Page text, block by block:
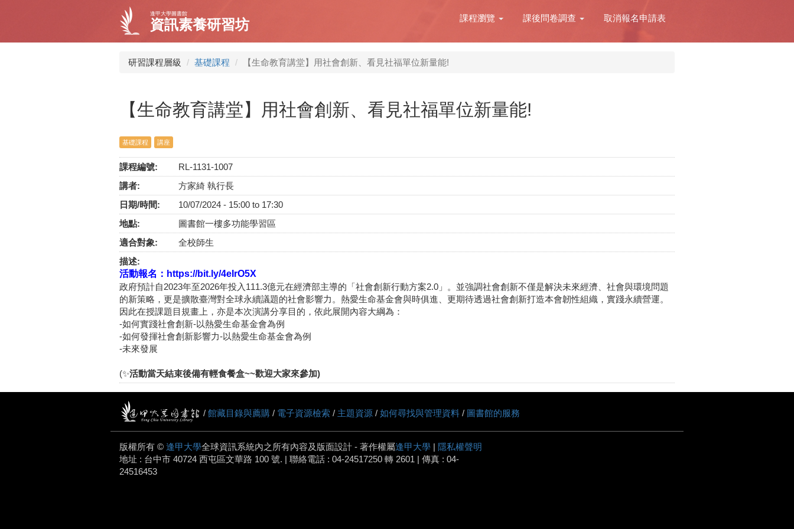
內
逢甲大學圖書館
資訊素養研習坊 課程瀏覽 課後問卷調查 取消報名申請表
研習課程層級 基礎課程 【生命教育講堂】用社會創新、看見社福單位新量能!
【生命教育講堂】用社會創新、看見社福單位新量能!
基礎課程 講座
課程編號:
RL-1131-1007
講者:
方家綺 執行長
日期/時間:
10/07/2024 - 15:00 to 17:30
地點:
圖書館一樓多功能學習區
適合對象:
全校師生
描述:
活動報名： https://bit.ly/4eIrO5X
政府預計自2023年至2026年投入111.3億元在經濟部主導的「社會創新行動方案2.0」。並強調社會創新不僅是解決未來經濟、社會與環境問題
的新策略，更是擴散臺灣對全球永續議題的社會影響力。熱愛生命基金會與時俱進、更期待透過社會創新打造本會韌性組織，實踐永續營運。
因此在授課題目規畫上，亦是本次演講分享目的，依此展開內容大綱為：
-如何實踐社會創新-以熱愛生命基金會為例
-如何發揮社會創新影響力-以熱愛生命基金會為例
-未來發展
(✨活動當天結束後備有輕食餐盒~~歡迎大家來參加)
/ 館藏目錄與薦購 / 電子資源檢索 / 主題資源 / 如何尋找與管理資料 / 圖書館的服務
版權所有 © 逢甲大學全球資訊系統內之所有內容及版面設計 - 著作權屬逢甲大學 | 隱私權聲明
地址 : 台中市 40724 西屯區文華路 100 號. | 聯絡電話 : 04-24517250 轉 2601 | 傳真 : 04-
24516453